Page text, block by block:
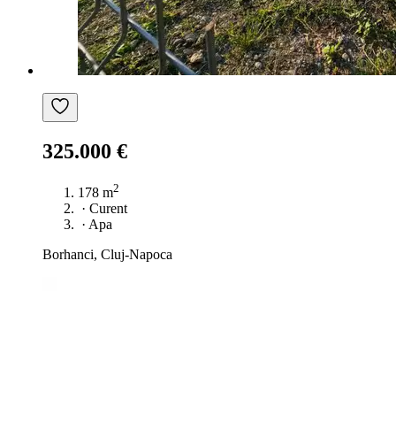
325.000 €
178 m2
· Curent
· Apa
Borhanci, Cluj-Napoca